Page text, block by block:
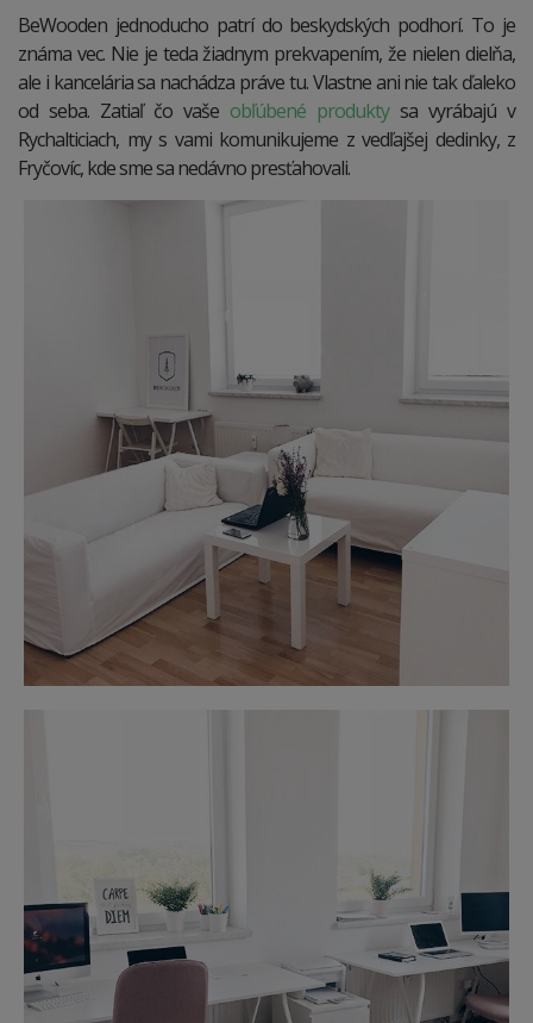
BeWooden jednoducho patrí do beskydských podhorí. To je
známa vec. Nie je teda žiadnym prekvapením, že nielen dielňa,
ale i kancelária sa nachádza práve tu. Vlastne ani nie tak ďaleko
od seba. Zatiaľ čo vaše obľúbené produktysa vyrábajú v
Rychalticiach, my s vami komunikujeme z vedľajšej dedinky, z
Fryčovíc, kde sme sa nedávno presťahovali.